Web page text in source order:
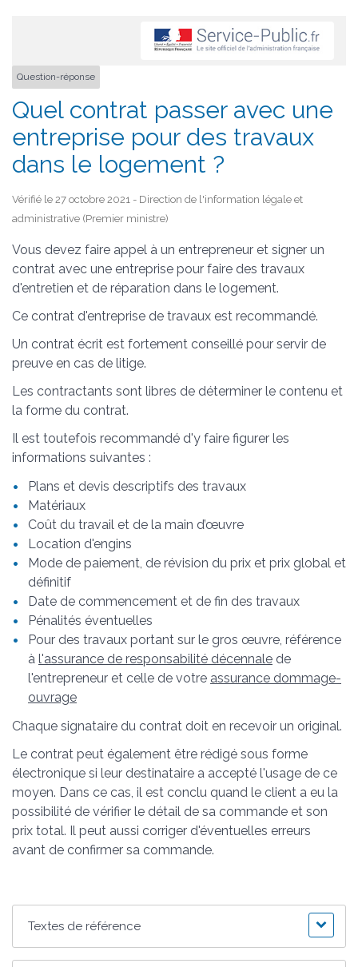
Question-réponse
Quel contrat passer avec une
entreprise pour des travaux
dans le logement ?
Vérifié le 27 octobre 2021 - Direction de l'information légale et
administrative (Premier ministre)
Vous devez faire appel à un entrepreneur et signer un
contrat avec une entreprise pour faire des travaux
d'entretien et de réparation dans le logement.
Ce contrat d'entreprise de travaux est recommandé.
Un contrat écrit est fortement conseillé pour servir de
preuve en cas de litige.
Les contractants sont libres de déterminer le contenu et
la forme du contrat.
Il est toutefois recommandé d'y faire figurer les
informations suivantes :
Plans et devis descriptifs des travaux
Matériaux
Coût du travail et de la main d’œuvre
Location d'engins
Mode de paiement, de révision du prix et prix global et
définitif
Date de commencement et de fin des travaux
Pénalités éventuelles
Pour des travaux portant sur le gros œuvre, référence
à l'assurance de responsabilité décennale de
l'entrepreneur et celle de votre assurance dommage-
ouvrage
Chaque signataire du contrat doit en recevoir un original.
Le contrat peut également être rédigé sous forme
électronique si leur destinataire a accepté l'usage de ce
moyen. Dans ce cas, il est conclu quand le client a eu la
possibilité de vérifier le détail de sa commande et son
prix total. Il peut aussi corriger d'éventuelles erreurs
avant de confirmer sa commande.
Textes de référence